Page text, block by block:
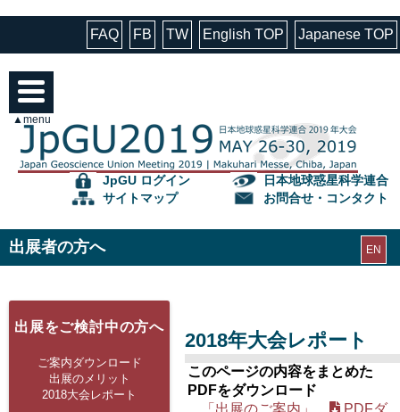
FAQ FB TW English TOP Japanese TOP
▲menu
JpGU ログイン
日本地球惑星科学連合
サイトマップ
お問合せ・コンタクト
出展者の方へ EN
出展をご検討中の方へ
ご案内ダウンロード
出展のメリット
2018大会レポート
2018年大会レポート
このページの内容をまとめた
PDFをダウンロード
「出展のご案内」
PDFダ